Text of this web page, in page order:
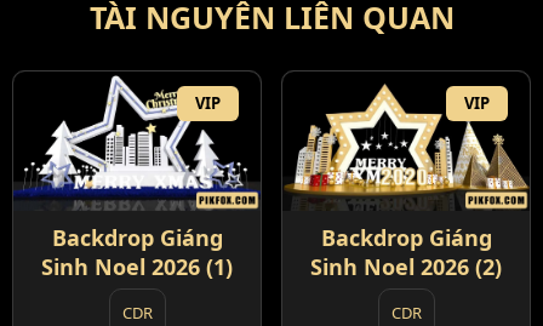
TÀI NGUYÊN LIÊN QUAN
VIP
Backdrop Giáng
Sinh Noel 2026 (1)
CDR
VIP
Backdrop Giáng
Sinh Noel 2026 (2)
CDR